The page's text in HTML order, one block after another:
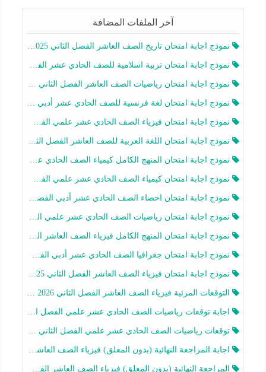
آخر الملفات المضافة
نموذج اجابة امتحان تاريخ الصف العاشر الفصل الثاني 2025-2026
نموذج اجابة امتحان تربية اسلامية للصف الحادي عشر الفصل الثاني 2025-2026
نموذج اجابة امتحان رياضيات الصف العاشر الفصل الثاني 2025-2026
نموذج اجابة امتحان لغة فرنسية للصف الحادي عشر أدبي الفصل الثاني 2025-2026
نموذج اجابة امتحان فيزياء الصف الحادي عشر علمي الفصل الثاني 2025-2026
نموذج اجابة امتحان اللغة العربية للصف العاشر الفصل الثاني 2025-2026
نموذج اجابة امتحان المنهج الكامل كيمياء الصف الحادي عشر علمي الفصل الثاني 2025-2026
نموذج اجابة امتحان كيمياء الصف الحادي عشر علمي الفصل الثاني 2025-2026
نموذج اجابة امتحان احصاء الصف الحادي عشر أدبي الفصل الثاني 2025-2026
نموذج اجابة امتحان رياضيات الصف الحادي عشر علمي الفصل الثاني 2025-2026
نموذج اجابة امتحان المنهج الكامل فيزياء الصف العاشر الفصل الثاني 2025-2026
نموذج اجابة امتحان جغرافيا الصف الحادي عشر أدبي الفصل الثاني 2025-2026
نموذج اجابة امتحان فيزياء الصف العاشر الفصل الثاني 2025-2026
التوقعات المرئية فيزياء الصف العاشر الفصل الثاني 2026 أ هيثم الليثي
اجابة توقعات رياضيات الصف الحادي عشر علمي الفصل الثاني 2025-2026 أ عمرو فايز
توقعات رياضيات الصف الحادي عشر علمي الفصل الثاني 2025-2026 أ عمرو فايز
اجابة المراجعة النهائية (بدون المعلق) فيزياء الصف العاشر الفصل الثاني أ أحمد نبيه
المراجعة النهائية (بدون المعلق) فيزياء الصف العاشر الفصل الثاني أ أحمد نبيه